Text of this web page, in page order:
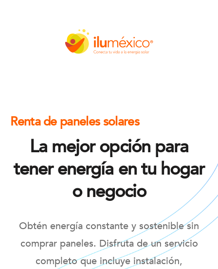
Renta de paneles solares
La mejor opción para
tener energía en tu hogar
o negocio
Obtén energía constante y sostenible sin
comprar paneles. Disfruta de un servicio
completo que incluye instalación,